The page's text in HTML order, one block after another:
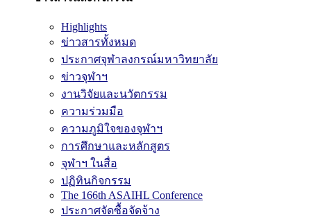
Highlights
ข่าวสารทั้งหมด
ประกาศจุฬาลงกรณ์มหาวิทยาลัย
ข่าวจุฬาฯ
งานวิจัยและนวัตกรรม
ความร่วมมือ
ความภูมิใจของจุฬาฯ
การศึกษาและหลักสูตร
จุฬาฯ ในสื่อ
ปฏิทินกิจกรรม
The 166th ASAIHL Conference
ประกาศจัดซื้อจัดจ้าง